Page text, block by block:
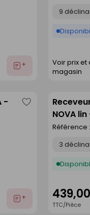
Ajouter
Voir prix et
magasin
-
Ajouter
Enregistrer
commeNOVA
Référence :
TTC/Pièce